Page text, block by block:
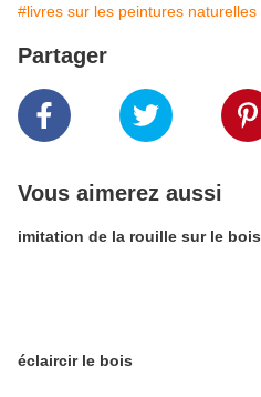
#livres sur les peintures naturelles
Partager
Vous aimerez aussi
imitation de la rouille sur le bois
éclaircir le bois